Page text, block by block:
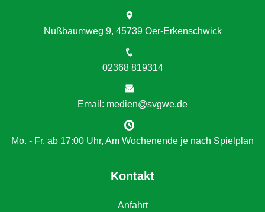
Nußbaumweg 9, 45739 Oer-Erkenschwick
02368 819314
Email: medien@svgwe.de
Mo. - Fr. ab 17:00 Uhr, Am Wochenende je nach Spielplan
Kontakt
Anfahrt